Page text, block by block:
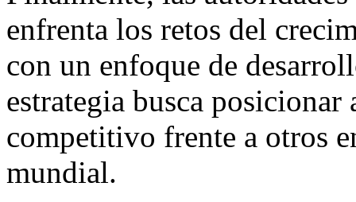
enfrenta los retos del
con un enfoque de
estrategia busca
competitivo frente a otros
mundial.